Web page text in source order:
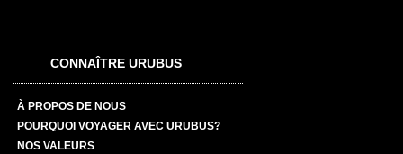
CONNAÎTRE URUBUS
À PROPOS DE NOUS
POURQUOI VOYAGER AVEC URUBUS?
NOS VALEURS